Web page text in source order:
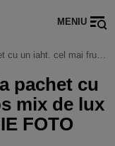
MENIU
mix de lux și putere – galerie foto extinsă
pachet cu
mix de lux
FOTO